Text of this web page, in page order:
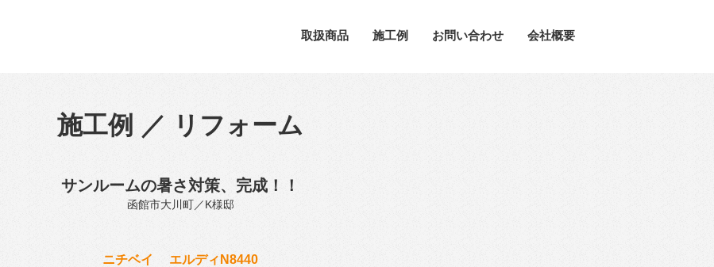
取扱商品 施工例 お問い合わせ 会社概要
施工例 ／ リフォーム
サンルームの暑さ対策、完成！！
函館市大川町／K様邸
ニチベイ エルディN8440